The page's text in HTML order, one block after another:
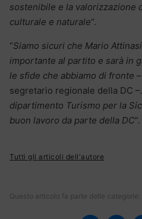
sostenibile e la valorizzazione
culturale e naturale“.
“Siamo sicuri che Mario
importante al partito e sarà in
le sfide che abbiamo di fronte
segretario regionale della DC –
dipartimento Turismo per la
buon lavoro da parte della DC“.
Tutti gli articoli dell'autore
Questo articolo fa parte delle categorie: